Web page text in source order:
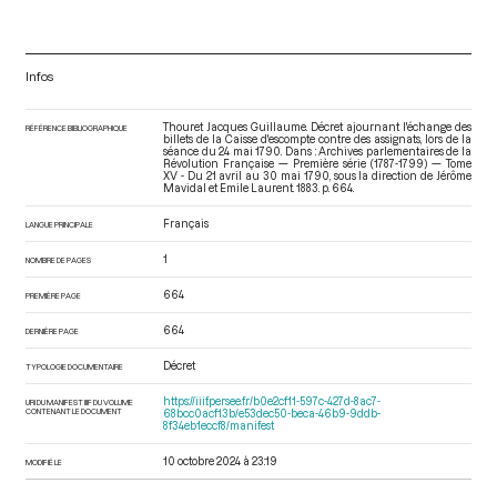
Infos
RÉFÉRENCE BIBLIOGRAPHIQUE
Thouret Jacques Guillaume. Décret ajournant l'échange des
billets de la Caisse d'escompte contre des assignats, lors de la
séance du 24 mai 1790. Dans : Archives parlementaires de la
Révolution Française — Première série (1787-1799) — Tome
XV - Du 21 avril au 30 mai 1790 , sous la direction de Jérôme
Mavidal et Emile Laurent. 1883. p. 664.
LANGUE PRINCIPALE Français
NOMBRE DE PAGES 1
PREMIÈRE PAGE 664
DERNIÈRE PAGE 664
TYPOLOGIE DOCUMENTAIRE Décret
URI DU MANIFEST IIIF DU VOLUME
CONTENANT LE DOCUMENT
https://iiif.persee.fr/b0e2cf11-597c-427d-8ac7-
68bcc0acf13b/e53dec50-beca-46b9-9ddb-
8f34eb1eccf8/manifest
MODIFIÉ LE 10 octobre 2024 à 23:19